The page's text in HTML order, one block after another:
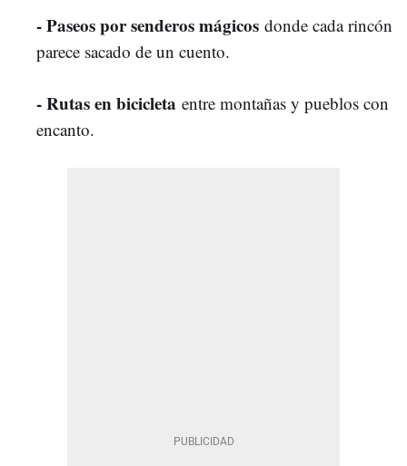
- Paseos por senderos mágicos donde cada rincón
parece sacado de un cuento.
- Rutas en bicicleta entre montañas y pueblos con
encanto.